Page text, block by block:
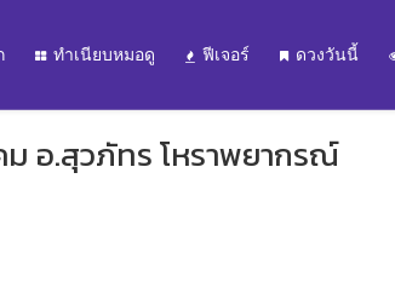
ทำเนียบหมอดู ฟีเจอร์ ดวงวันนี้
ม อ.สุวภัทร โหราพยากรณ์